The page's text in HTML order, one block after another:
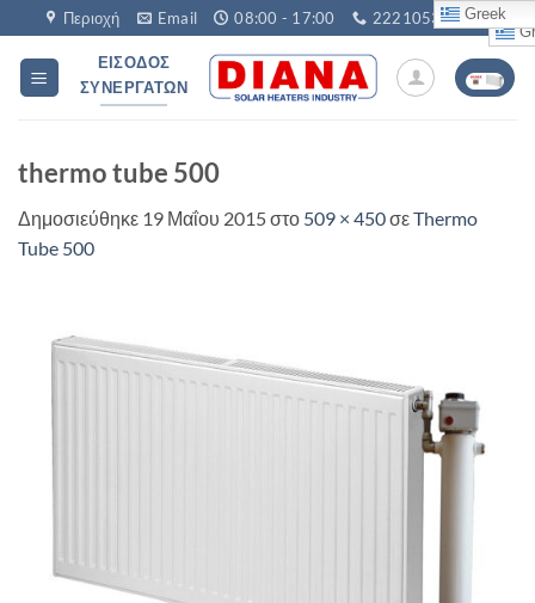
Μετάβαση
στο
περιεχόμενο
Περιοχή Email 08:00 - 17:00 2221053760
ΕΊΣΟΔΟΣ
ΣΥΝΕΡΓΑΤΏΝ
thermo tube 500
Δημοσιεύθηκε 19 Μαΐου 2015στο 509 × 450σεThermo
Tube 500
Greek